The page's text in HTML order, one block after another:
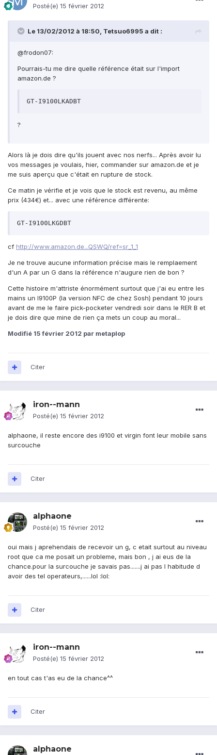
Posté(e) 15 février 2012
Le 13/02/2012 à 18:50, Tetsuo6995 a dit :
@frodon07:
Pourrais-tu me dire quelle référence était sur l'import
amazon.de ?
GT-I9100LKADBT
?
Alors là je dois dire qu'ils jouent avec nos nerfs... Après avoir lu
vos messages je voulais, hier, commander sur amazon.de et je
me suis aperçu que c'était en rupture de stock.
Ce matin je vérifie et je vois que le stock est revenu, au même
prix (434€) et... avec une référence différente:
GT-I9100LKGDBT
cf http://www.amazon.de...QSWQ/ref=sr_1_1
Je ne trouve aucune information précise mais le remplaement
d'un A par un G dans la référence n'augure rien de bon ?
Cette histoire m'attriste énormément surtout que j'ai eu entre les
mains un I9100P (la version NFC de chez Sosh) pendant 10 jours
avant de me le faire pick-pocketer vendredi soir dans le RER B et
je dois dire que mine de rien ça mets un coup au moral...
Modifié 15 février 2012 par metaplop
Citer
iron--mann
Posté(e) 15 février 2012
alphaone, il reste encore des i9100 et virgin font leur mobile sans
surcouche
Citer
alphaone
Posté(e) 15 février 2012
oui mais j aprehendais de recevoir un g, c etait surtout au niveau
root que ca me posait un probleme, mais bon , j ai eus de la
chance.pour la surcouche je savais pas.......j ai pas l habitude d
avoir des tel operateurs,......lol :lol:
Citer
iron--mann
Posté(e) 15 février 2012
en tout cas t'as eu de la chance^^
Citer
alphaone